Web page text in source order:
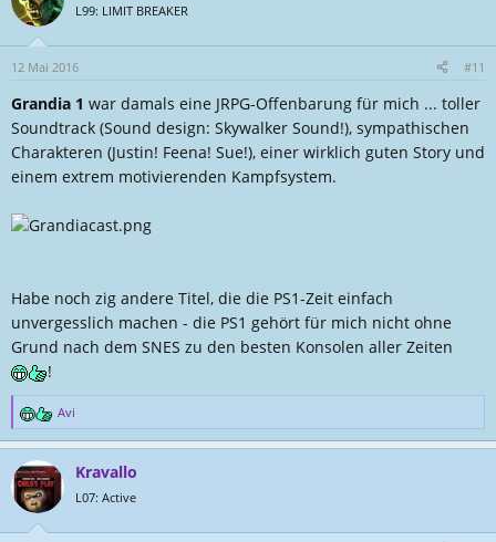
t
o
n
n
L99: LIMIT BREAKER
12 Mai 2016 #11
Grandia 1 war damals eine JRPG-Offenbarung für mich ... toller
Soundtrack (Sound design: Skywalker Sound!), sympathischen
Charakteren (Justin! Feena! Sue!), einer wirklich guten Story und
einem extrem motivierenden Kampfsystem.
Habe noch zig andere Titel, die die PS1-Zeit einfach
unvergesslich machen - die PS1 gehört für mich nicht ohne
Grund nach dem SNES zu den besten Konsolen aller Zeiten
!
R
e
k
t
o
Avi
Kravallo
L07: Active